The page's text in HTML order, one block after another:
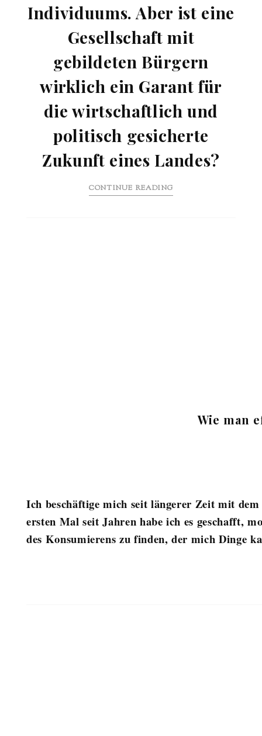
Individuums. Aber ist eine
Gesellschaft mit
gebildeten Bürgern
wirklich ein Garant für
die wirtschaftlich und
politisch gesicherte
Zukunft eines Landes?
CONTINUE READING
Wie man
Ich beschäftige mich seit längerer Zeit mit
ersten Mal seit Jahren habe ich es geschafft,
des Konsumierens zu finden, der mich Dinge